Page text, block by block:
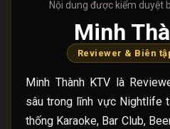
Nội dung được kiểm duyệt
Minh
Reviewer & Biên
Minh Thành KTV là
sâu trong lĩnh vực Nightlife
thống Karaoke, Bar Club,